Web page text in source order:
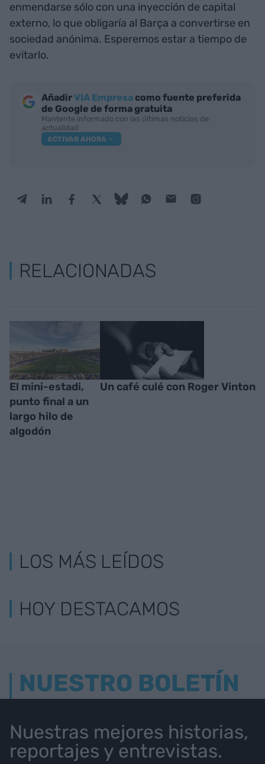
enmendarse sólo con una inyección de capital
externo, lo que obligaría al Barça a convertirse en
sociedad anónima. Esperemos estar a tiempo de
evitarlo.
AñadirVIA Empresa como fuente preferida
de Google de forma gratuita
Mantente informado con las últimas noticias de
actualidad
ACTIVAR AHORA
RELACIONADAS
El mini-estadi,
punto final a un
largo hilo de
algodón
Un café culé con Roger Vinton
LOS MÁS LEÍDOS
HOY DESTACAMOS
NUESTRO BOLETÍN
Nuestras mejores historias,
reportajes y entrevistas.